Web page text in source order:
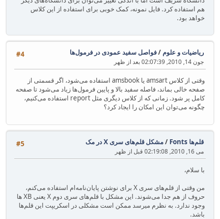
هم استفاده کرد. فایل نمونه، کمک خوبی برای استفاده از این کلاس
خواهد بود.
#4 ریاضیات و علوم /فواصل سفید عمودی در فرمول‌ها
جون 14, 2010, 02:07:39 بعد از ظهر
وقتی از کلاس amsart یا amsbook استفاده می‌شود، اگر قسمتی از
صفحه خالی بماند، فاصله سفید بالا و پایین فرمول‌ها زیاد می‌شود تا صفحه
کامل پر شود. زمانی که از کلاس دیگری مثل report استفاده می‌کنیم،
چگونه می‌توان این امکان را ایجاد کرد؟
#5 قلم‌ها Fonts /مشکل قلم‌های سری X در مک
می 16, 2010, 02:19:08 قبل از ظهر
با سلام،
من وقتی از قلم‌های سری X برای نوشتن پایان‌نامه‌ام استفاده می‌کنم،
حروف از هم جدا می‌شوند. این مشکل با قلم‌های سری دوم X یعنی XB ها
وجود ندارد. به نظرم میرسد ممکن است مشکلی در اسکریپت این قلم‌ها
باشد.